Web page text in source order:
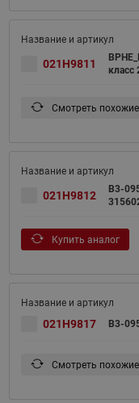
021H9811
класс
Смотреть
021H9812
B3-
Купить аналог
021H9817 B3-
Смотреть